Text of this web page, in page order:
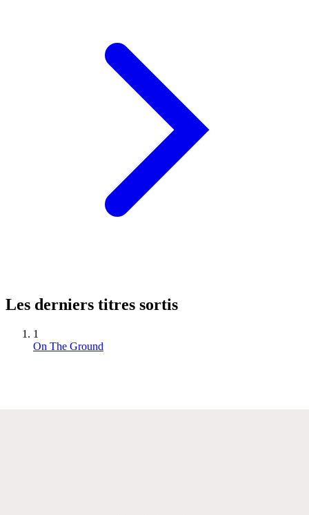
Les derniers titres sortis
1
On The Ground